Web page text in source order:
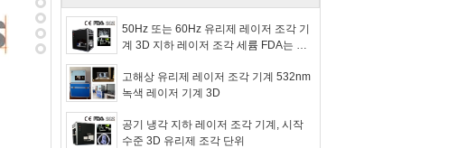
50Hz 또는 60Hz 유리제 레이저 조각 기
계 3D 지하 레이저 조각 세륨 FDA는 찬
고해상 유리제 레이저 조각 기계 532nm
녹색 레이저 기계 3D
공기 냉각 지하 레이저 조각 기계, 시작
수준 3D 유리제 조각 단위